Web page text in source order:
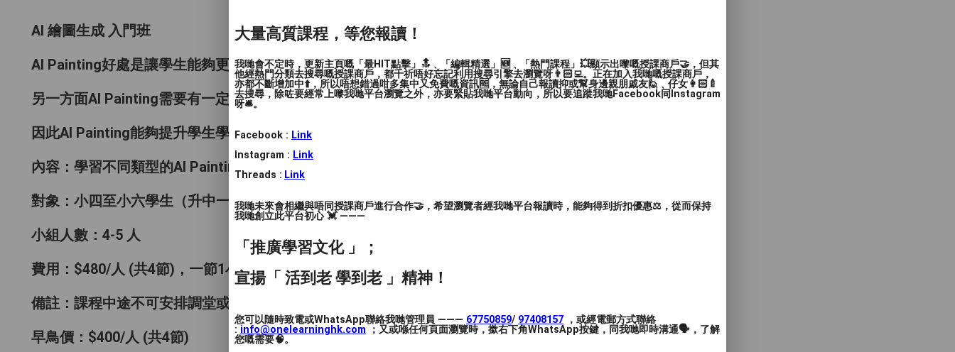
AI 繪圖生成 入門班
AI Painting好處是讓學生能夠更多樣化自制學習教材。
另一方面AI Painting需要有一定的英文程度輔助才能更有效生成理想的圖片。
因此AI Painting能夠提升學生學習的質素之如，亦能提升英文能力。
內容：學習不同類型的AI Painting軟件，同時認識英文生字運用
對象：小四至小六學生（升中一）
小組人數：4-5 人
費用：$480/人 (共4節)，一節1小時
備註：課程中途不可安排調堂或其他時段，請見諒
早鳥價：$400/人 (共4節)
大量高質課程，等您報讀！
我哋會不定時，更新主頁嘅「最HIT點擊」🔝﹑「編輯精選」🆕﹑「熱門課程」💥顯示出嚟嘅授課商戶🤝，但其
他經熱門分類去搜尋嘅授課商戶，都千祈唔好忘記利用搜尋引擎去瀏覽呀👨🏻‍💻。正在加入我哋嘅授課商戶，
亦都不斷增加中⬆️，所以唔想錯過咁多集中又免費嘅資訊🆓，無論自己報讀抑或幫身邊親朋戚友🙋﹑仔女👩🏻‍🍼
去搜尋，除咗要經常上嚟我哋平台瀏覽之外，亦要緊貼我哋平台動向，所以要追蹤我哋Facebook同Instagram
呀🛎️。
Facebook : Link
Instagram : Link
Threads : Link
我哋未來會相繼與唔同授課商戶進行合作🤝，希望瀏覽者經我哋平台報讀時，能夠得到折扣優惠⚖️，從而保持
我哋創立此平台初心 💓 ———
「推廣學習文化 」；
宣揚「 活到老 學到老 」精神！
您可以隨時致電或WhatsApp聯絡我哋管理員 ——— 67750859/ 97408157 ，或經電郵方式聯絡
: info@onelearninghk.com ；又或喺任何頁面瀏覽時，撳右下角WhatsApp按鍵，同我哋即時溝通🗣️，了解
您嘅需要🧠。